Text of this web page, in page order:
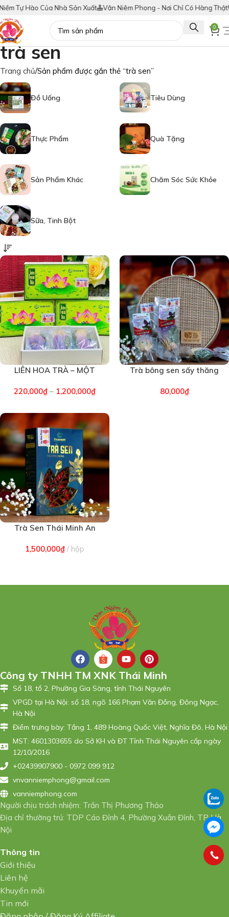
Tự Hào Của Nhà Sản Xuất Vân Niêm Phong - Nơi Chỉ Có Hàng Thật!
0
trà sen
Trang chủ Sản phẩm được gắn thẻ “trà sen”
Đồ Uống Tiêu Dùng
Thực Phẩm Quà Tặng
Sản Phẩm Khác Chăm Sóc Sức Khỏe
Sữa, Tinh Bột
LIÊN HOA TRÀ – MỘT
HỒN VIỆT (7951)
220,000₫ – 1,200,000₫
Trà bông sen sấy thăng
80,000₫
Trà Sen Thái Minh An
1,500,000₫ hộp
Công ty TNHH TM XNK Thái Minh
Số 18, tổ 2, Phường Gia Sàng, tỉnh Thái Nguyên
VPGD tại Hà Nội: số 18, ngõ 166 Phạm Văn Đồng, Đông Ngạc,
Hà Nội
Điểm trưng bày: Tầng 1, 489 Hoàng Quốc Việt, Nghĩa Đô, Hà Nội
MST: 4601303655 do Sở KH và ĐT Tỉnh Thái Nguyên cấp ngày
12/10/2016
+02439907900 - 0972 099 912
vnvanniemphong@gmail.com
vanniemphong.com
Người chịu trách nhiệm: Trần Thị Phương Thảo
Địa chỉ thường trú: TDP Cáo Đỉnh 4, Phường Xuân Đỉnh, TP Hà
Nội
Thông tin
Giới thiệu
Liên hệ
Khuyến mãi
Tin mới